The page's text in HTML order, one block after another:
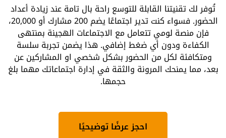
تُوفر لك تقنيتنا القابلة للتوسع راحة بال تامة عند زيادة أعداد
الحضور. فسواء كنت تدير اجتماعًا يضم 200 مشارك أو 20,000،
فإن منصة لومي تتعامل مع الاجتماعات الهجينة بمنتهى
الكفاءة ودون أي ضغط إضافي. هذا يضمن تجربة سلسة
ومتكافئة لكل من الحضور بشكل شخصي او المشاركين عن
بعد، مما يمنحك المرونة والثقة في إدارة اجتماعاتك مهما بلغ
حجمها.
احجز عرضًا توضيحيًا